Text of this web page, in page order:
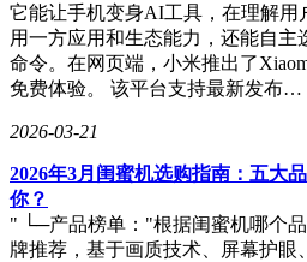
它能让手机变身AI工具，在理解用
用一方应用和生态能力，还能自主
命令。在网页端，小米推出了
免费体验。 该平台支持最新发布…
2026-03-21
2026年3月闺蜜机选购指南：五大
你？
" └─产品榜单："根据闺蜜机哪个
牌推荐，基于画质技术、屏幕护眼